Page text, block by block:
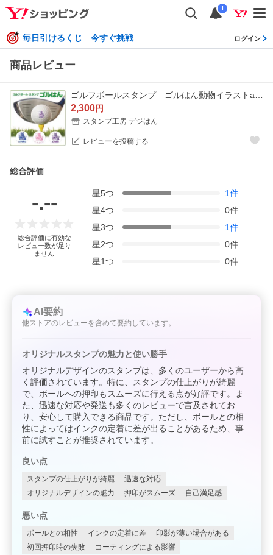
i
毎日引けるくじ 今すぐ挑戦 ログイン
商品レビュー
2,300円
スタンプ工房 デジはん
レビューを投稿する
総合評価
-.--
総合評価に有効な
レビュー数が足り
ません
星5つ 1件
星4つ 0件
星3つ 1件
星2つ 0件
星1つ 0件
AI要約
他ストアのレビューを含めて要約しています。
オリジナルスタンプの魅力と使い勝手
オリジナルデザインのスタンプは、多くのユーザーから高
く評価されています。特に、スタンプの仕上がりが綺麗
で、ボールへの押印もスムーズに行える点が好評です。ま
た、迅速な対応や発送も多くのレビューで言及されてお
り、安心して購入できる商品です。ただし、ボールとの相
性によってはインクの定着に差が出ることがあるため、事
前に試すことが推奨されています。
良い点
スタンプの仕上がりが綺麗
迅速な対応
オリジナルデザインの魅力
押印がスムーズ 自己満足感
悪い点
ボールとの相性 インクの定着に差
印影が薄い場合がある
初回押印時の失敗
コーティングによる影響